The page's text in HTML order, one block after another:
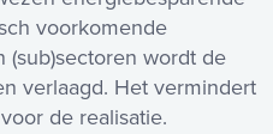
voorkomende
wordt de
verlaagd. Het vermindert
de realisatie.